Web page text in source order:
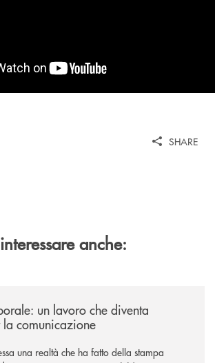
SHARE
anche:
un lavoro che diventa
la comunicazione
una realtà che ha fatto della stampa